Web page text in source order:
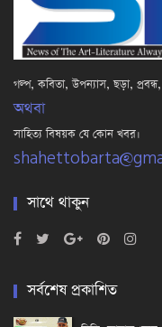
গল্প, কবিতা, উপন্যাস, ছড়া,
অথবা
সাহিত্য বিষয়ক যে কোন খবর।
সাথে থাকুন
সর্বশেষ প্রকাশিত